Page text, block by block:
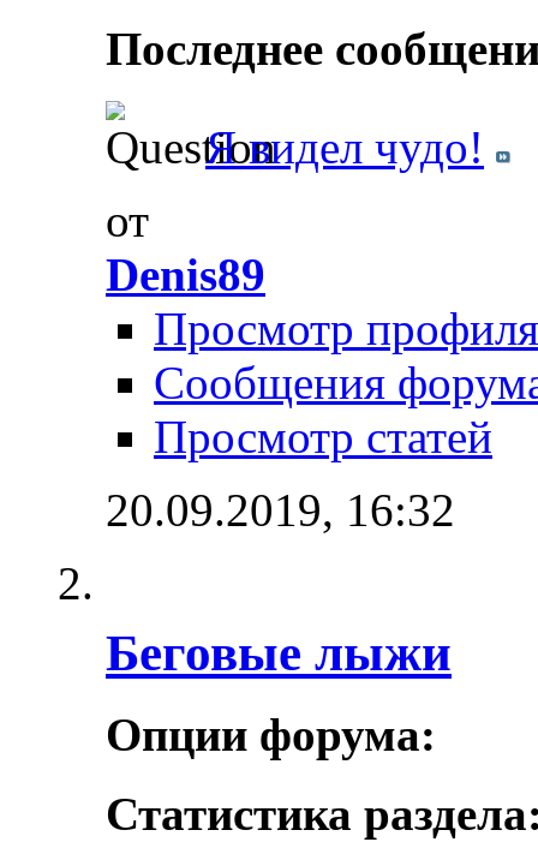
Последнее
Я видел чудо!
от
Denis89
Просмотр профиля
Сообщения
Просмотр статей
20.09.2019, 16:32
Беговые лыжи
Опции форума:
Статистика